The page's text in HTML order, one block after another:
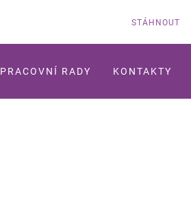
STÁHNOUT
PRACOVNÍ RADY KONTAKTY